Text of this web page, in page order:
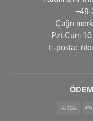
+49-
Çağrı
Pzt-Cum
Е-posta: